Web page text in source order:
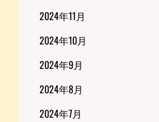
2024年11月
2024年10月
2024年9月
2024年8月
2024年7月